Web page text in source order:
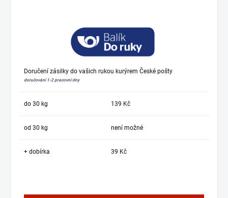
Doručení zásilky do vašich rukou kurýrem České pošty
doručování 1-2 pracovní dny
do 30 kg 139 Kč
od 30 kg není možné
+ dobírka 39 Kč